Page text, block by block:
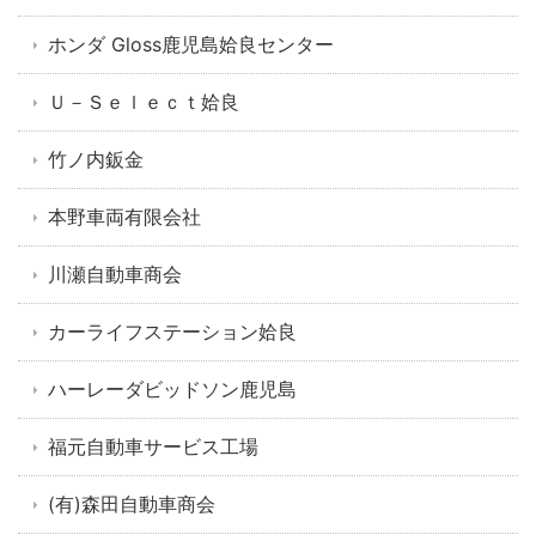
ホンダ Gloss鹿児島姶良センター
Ｕ－Ｓｅｌｅｃｔ姶良
竹ノ内鈑金
本野車両有限会社
川瀬自動車商会
カーライフステーション姶良
ハーレーダビッドソン鹿児島
福元自動車サービス工場
(有)森田自動車商会